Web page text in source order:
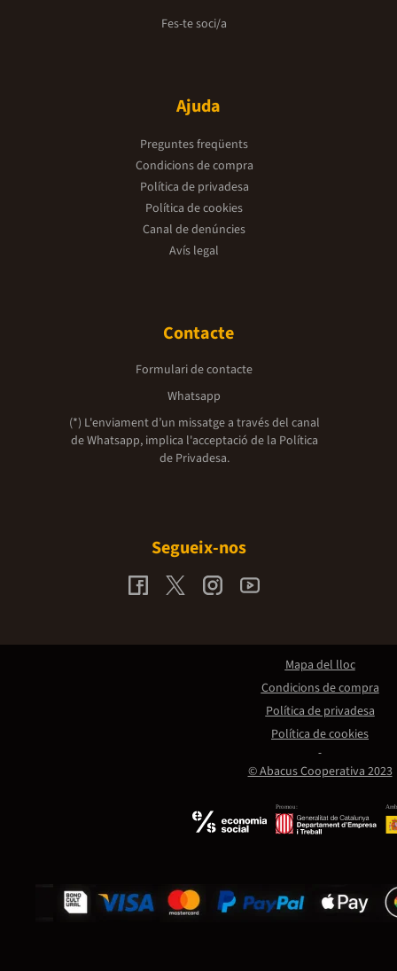
Fes-te soci/a
Ajuda
Preguntes freqüents
Condicions de compra
Política de privadesa
Política de cookies
Canal de denúncies
Avís legal
Contacte
Formulari de contacte
Whatsapp
(*) L'enviament d’un missatge a través del canal
de Whatsapp, implica l'acceptació de la Política
de Privadesa.
Segueix-nos
Promou:
© Abacus Cooperativa 2023
Mapa del lloc
Condicions de compra
Política de privadesa
Política de cookies